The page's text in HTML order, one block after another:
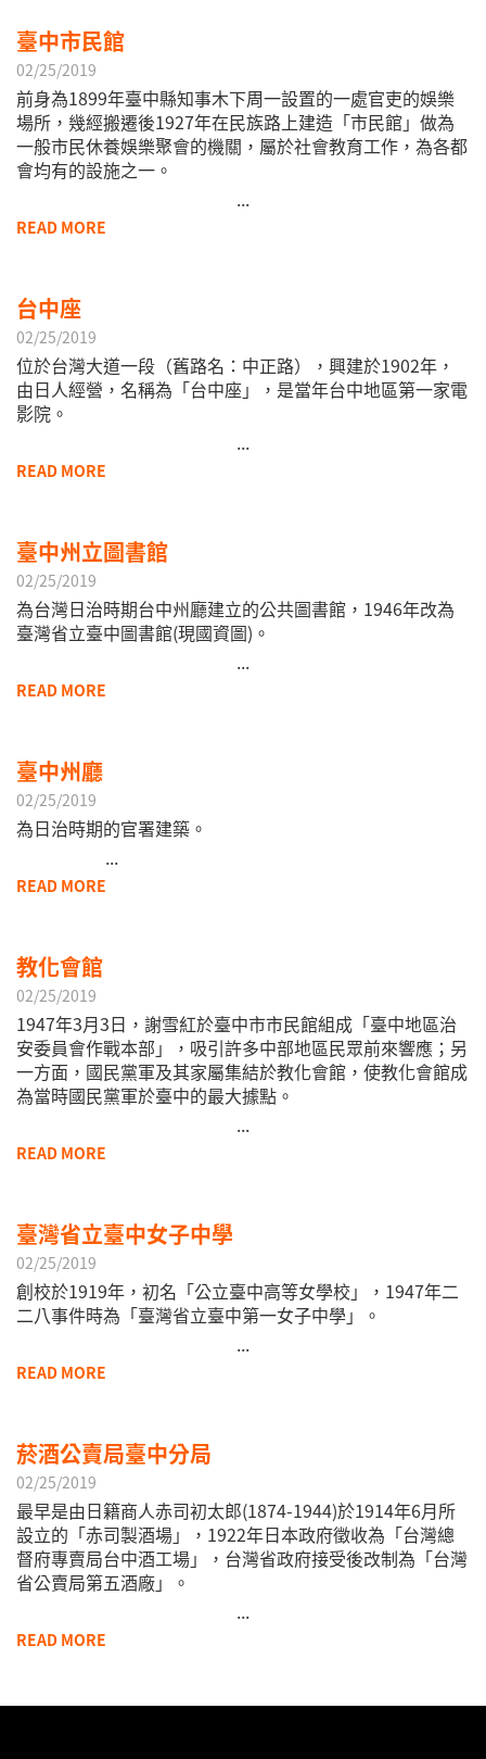
臺中市民館
02/25/2019
前身為1899年臺中縣知事木下周一設置的一處官吏的娛樂
場所，幾經搬遷後1927年在民族路上建造「市民館」做為
一般市民休養娛樂聚會的機關，屬於社會教育工作，為各都
會均有的設施之一。
...
READ MORE
台中座
02/25/2019
位於台灣大道一段（舊路名：中正路），興建於1902年，
由日人經營，名稱為「台中座」，是當年台中地區第一家電
影院。
...
READ MORE
臺中州立圖書館
02/25/2019
為台灣日治時期台中州廳建立的公共圖書館，1946年改為
臺灣省立臺中圖書館(現國資圖)。
...
READ MORE
臺中州廳
02/25/2019
為日治時期的官署建築。
...
READ MORE
教化會館
02/25/2019
1947年3月3日，謝雪紅於臺中市市民館組成「臺中地區治
安委員會作戰本部」，吸引許多中部地區民眾前來響應；另
一方面，國民黨軍及其家屬集結於教化會館，使教化會館成
為當時國民黨軍於臺中的最大據點。
...
READ MORE
臺灣省立臺中女子中學
02/25/2019
創校於1919年，初名「公立臺中高等女學校」，1947年二
二八事件時為「臺灣省立臺中第一女子中學」。
...
READ MORE
菸酒公賣局臺中分局
02/25/2019
最早是由日籍商人赤司初太郎(1874-1944)於1914年6月所
設立的「赤司製酒場」，1922年日本政府徵收為「台灣總
督府專賣局台中酒工場」，台灣省政府接受後改制為「台灣
省公賣局第五酒廠」。
...
READ MORE